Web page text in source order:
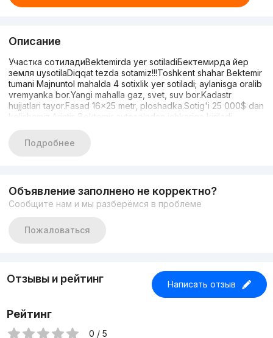
Описание
Участка сотиладиBektemirda yer sotiladiБектемирда йер
земля uysotilaDiqqat tezda sotamiz!!!Toshkent shahar Bektemir
tumani Majnuntol mahalda 4 sotixlik yer sotiladi; aylanisga oralib
vremyanka bor.Yangi mahalla gaz, svet, suv bor.Kadastr
hujjatlari tayor.Fasad 16×25 metr, ploshadka.Sotig'i 25 000$ dan
kelishamiz.Arintir. Bektemir avtosolndan ichkariga kiriladi.
metr.RASMlarni ko‘rin!!!Malumot uchun:+998971227977
Подробнее
Объявление заполнено не корректно?
Сообщите нам и мы разберёмся в проблеме
Пожаловаться
Отзывы и рейтинг Написать отзыв
Рейтинг
0 / 5